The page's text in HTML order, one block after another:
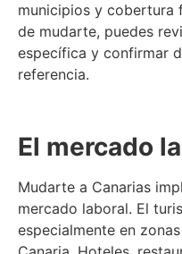
municipios y cobertura
de mudarte, puedes
específica y confirmar
referencia.
El mercado
Mudarte a Canarias
mercado laboral. El
especialmente en